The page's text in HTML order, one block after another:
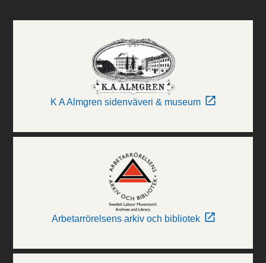
K A Almgren sidenväveri & museum
Arbetarrörelsens arkiv och bibliotek